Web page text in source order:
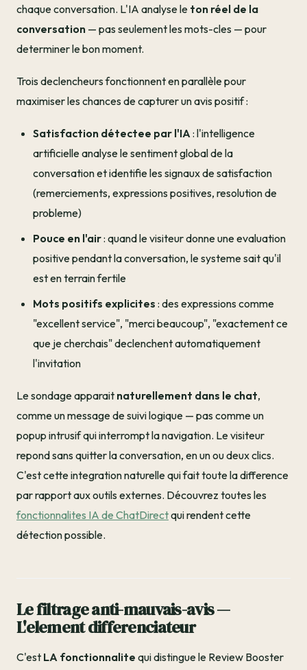
chaque conversation. L'IA analyse le ton réel de la
conversation — pas seulement les mots-cles — pour
determiner le bon moment.
Trois declencheurs fonctionnent en parallèle pour
maximiser les chances de capturer un avis positif :
Satisfaction détectee par l'IA: l'intelligence
artificielle analyse le sentiment global de la
conversation et identifie les signaux de satisfaction
(remerciements, expressions positives, resolution de
probleme)
Pouce en l'air: quand le visiteur donne une evaluation
positive pendant la conversation, le systeme sait qu'il
est en terrain fertile
Mots positifs explicites : des expressions comme
"excellent service", "merci beaucoup", "exactement ce
que je cherchais" declenchent automatiquement
l'invitation
Le sondage apparait naturellement dans le chat,
comme un message de suivi logique — pas comme un
popup intrusif qui interrompt la navigation. Le visiteur
repond sans quitter la conversation, en un ou deux clics.
C'est cette integration naturelle qui fait toute la difference
par rapport aux outils externes. Découvrez toutes les
fonctionnalites IA de ChatDirectqui rendent cette
détection possible.
Le filtrage anti-mauvais-avis —
L'element differenciateur
C'est LA fonctionnalite qui distingue le Review Booster